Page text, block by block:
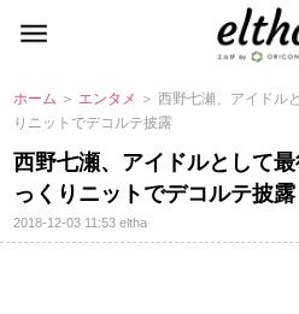
ホーム ＞ エンタメ ＞ 西野七瀬、アイド
りニットでデコルテ披露
西野七瀬、アイドルとして
っくりニットでデコルテ披露
2018-12-03 11:53eltha